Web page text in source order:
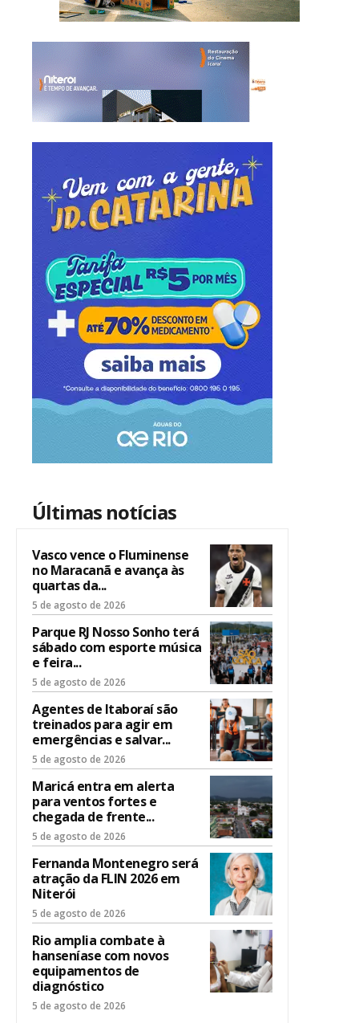
Últimas notícias
Vasco vence o Fluminense
no Maracanã e avança às
quartas da...
5 de agosto de 2026
Parque RJ Nosso Sonho terá
sábado com esporte música
e feira...
5 de agosto de 2026
Agentes de Itaboraí são
treinados para agir em
emergências e salvar...
5 de agosto de 2026
Maricá entra em alerta
para ventos fortes e
chegada de frente...
5 de agosto de 2026
Fernanda Montenegro será
atração da FLIN 2026 em
Niterói
5 de agosto de 2026
Rio amplia combate à
hanseníase com novos
equipamentos de
diagnóstico
5 de agosto de 2026